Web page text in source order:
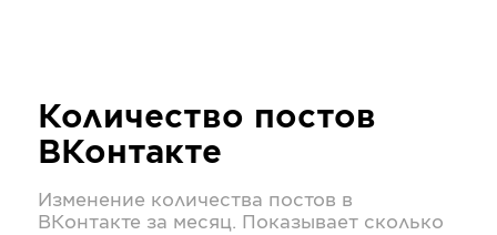
Количество постов
ВКонтакте
Изменение количества постов в
ВКонтакте за месяц. Показывает сколько